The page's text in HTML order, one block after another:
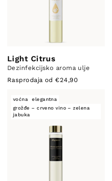
Light Citrus
Dezinfekcijsko aroma ulje
Rasprodaja od €24,90
voćna
elegantna
grožđe – crveno vino – zelena
jabuka